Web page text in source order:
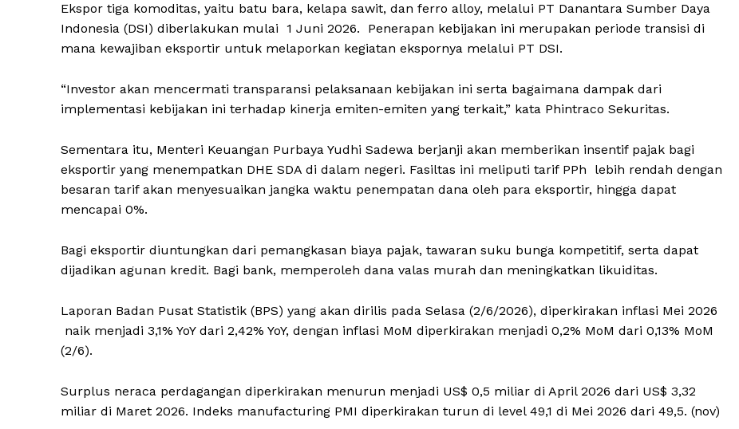
Ekspor tiga komoditas, yaitu batu bara, kelapa sawit, dan ferro alloy, melalui PT Danantara Sumber Daya
Indonesia (DSI) diberlakukan mulai 1 Juni 2026. Penerapan kebijakan ini merupakan periode transisi di
mana kewajiban eksportir untuk melaporkan kegiatan ekspornya melalui PT DSI.
“Investor akan mencermati transparansi pelaksanaan kebijakan ini serta bagaimana dampak dari
implementasi kebijakan ini terhadap kinerja emiten-emiten yang terkait,” kata Phintraco Sekuritas.
Sementara itu, Menteri Keuangan Purbaya Yudhi Sadewa berjanji akan memberikan insentif pajak bagi
eksportir yang menempatkan DHE SDA di dalam negeri. Fasiltas ini meliputi tarif PPh lebih rendah dengan
besaran tarif akan menyesuaikan jangka waktu penempatan dana oleh para eksportir, hingga dapat
mencapai 0%.
Bagi eksportir diuntungkan dari pemangkasan biaya pajak, tawaran suku bunga kompetitif, serta dapat
dijadikan agunan kredit. Bagi bank, memperoleh dana valas murah dan meningkatkan likuiditas.
Laporan Badan Pusat Statistik (BPS) yang akan dirilis pada Selasa (2/6/2026), diperkirakan inflasi Mei 2026
naik menjadi 3,1% YoY dari 2,42% YoY, dengan inflasi MoM diperkirakan menjadi 0,2% MoM dari 0,13% MoM
(2/6).
Surplus neraca perdagangan diperkirakan menurun menjadi US$ 0,5 miliar di April 2026 dari US$ 3,32
miliar di Maret 2026. Indeks manufacturing PMI diperkirakan turun di level 49,1 di Mei 2026 dari 49,5. (nov)